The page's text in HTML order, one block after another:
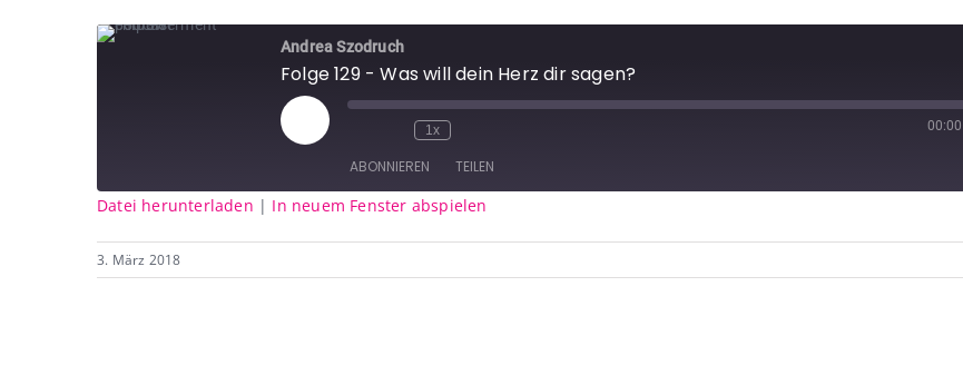
Andrea Szodruch
Folge 129 - Was will dein Herz dir sagen?
Play
Episode
1x 00:00
ABONNIEREN TEILEN
RSS FEED
TEILEN
LINK
Datei herunterladen | In neuem Fenster abspielen
3. März 2018